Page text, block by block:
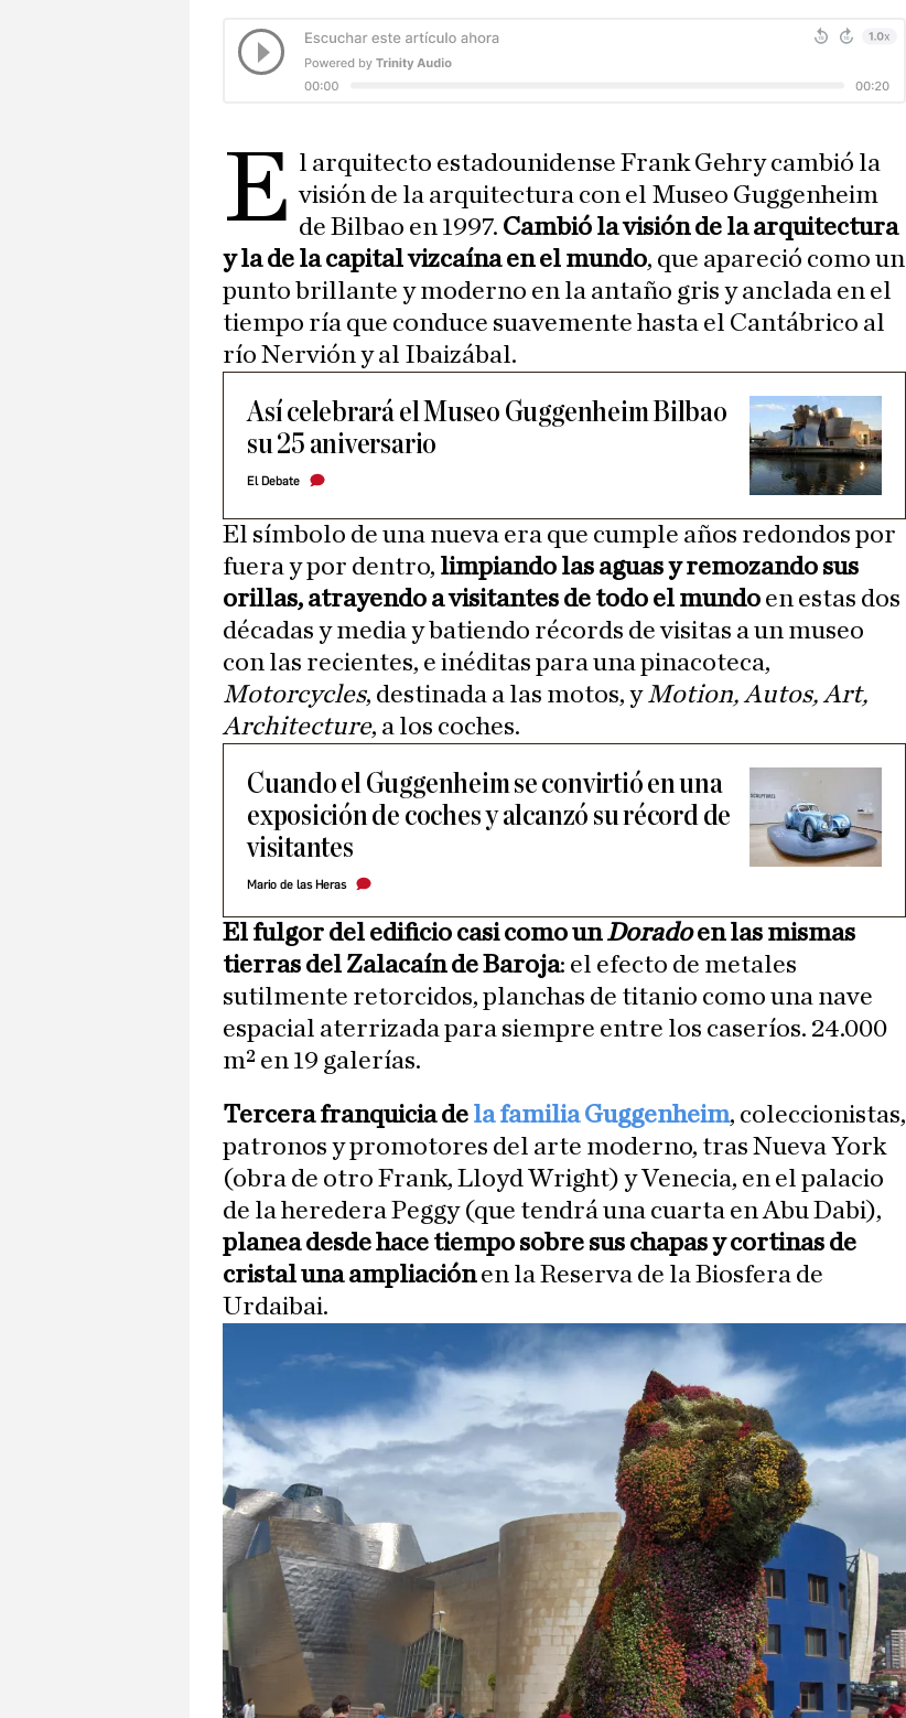
E l arquitecto estadounidense Frank Gehry cambió la
visión de la arquitectura con el Museo Guggenheim
de Bilbao en 1997. Cambió la visión de la arquitectura
y la de la capital vizcaína en el mundo, que apareció como un
punto brillante y moderno en la antaño gris y anclada en el
tiempo ría que conduce suavemente hasta el Cantábrico al
río Nervión y al Ibaizábal.
Así celebrará el Museo Guggenheim Bilbao
su 25 aniversario
El Debate
El símbolo de una nueva era que cumple años redondos por
fuera y por dentro, limpiando las aguas y remozando sus
orillas, atrayendo a visitantes de todo el mundo en estas dos
décadas y media y batiendo récords de visitas a un museo
con las recientes, e inéditas para una pinacoteca,
Motorcycles, destinada a las motos, yMotion, Autos, Art,
Architecture, a los coches.
Cuando el Guggenheim se convirtió en una
exposición de coches y alcanzó su récord de
visitantes
Mario de las Heras
El fulgor del edificio casi como unDoradoen las mismas
tierras del Zalacaín de Baroja: el efecto de metales
sutilmente retorcidos, planchas de titanio como una nave
espacial aterrizada para siempre entre los caseríos. 24.000
m² en 19 galerías.
Tercera franquicia de la familia Guggenheim, coleccionistas,
patronos y promotores del arte moderno, tras Nueva York
(obra de otro Frank, Lloyd Wright) y Venecia, en el palacio
de la heredera Peggy (que tendrá una cuarta en Abu Dabi),
planea desde hace tiempo sobre sus chapas y cortinas de
cristal una ampliaciónen la Reserva de la Biosfera de
Urdaibai.